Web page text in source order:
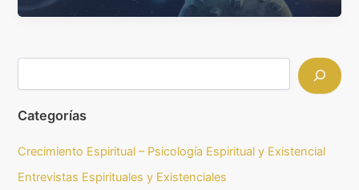
Categorías
Crecimiento Espiritual – Psicología Espiritual y Existencial
Entrevistas Espirituales y Existenciales